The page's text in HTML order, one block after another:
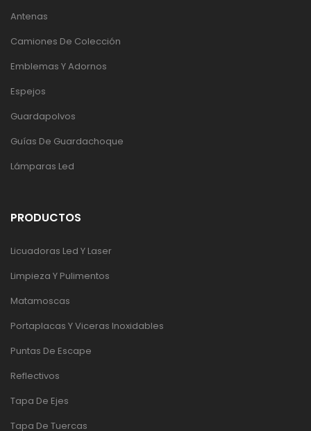
Antenas
Camiones De Colección
Emblemas Y Adornos
Espejos
Guardapolvos
Guías De Guardachoque
Lámparas Led
PRODUCTOS
Licuadoras Led Y Laser
Limpieza Y Pulimentos
Matamoscas
Portaplacas Y Viceras Inoxidables
Puntas De Escape
Reflectivos
Tapa De Ejes
Tapa De Tuercas